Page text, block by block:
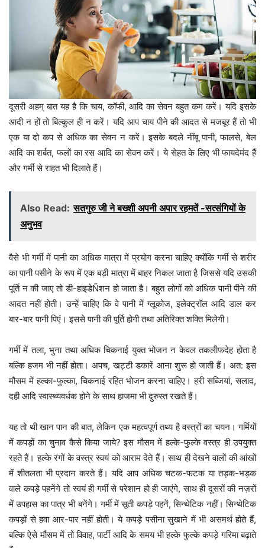
दूसरी अहम् बात यह है कि चाय, कॉफी, आदि का सेवन बहुत कम करें। यदि इसके
आदी न हों तो बिल्कुल ही न करें। यदि आप चाय पीने की आदत से मजबूर हैं तो भी
एक या दो कप से अधिक का सेवन न करें। इसके बदले नींबू पानी, फालसे, बेल
आदि का शर्बत, फलों का रस आदि का सेवन करें। ये सेहत के लिए भी फायदेमंद हैं
और गर्मी से राहत भी दिलाते हैं।
Also Read: सतगुरु जी ने बख्शी अपनी अपार रहमतें -सत्संगियों के
अनुभव
वैसे भी गर्मी में पानी का अधिक मात्रा में प्रयोग करना चाहिए क्योंकि गर्मी से शरीर
का पानी पसीने के रूप में एक बड़ी मात्रा में बाहर निकल जाता है जिससे यदि उसकी
पूर्ति न की जाए तो डी-हाइडेÑशन हो जाता है। बहुत लोगों को अधिक पानी पीने की
आदत नहीं होती। उन्हें चाहिए कि वे पानी में ग्लूकोज, इलेक्ट्रॉल आदि डाल कर
बार-बार पानी पिएं। इससे पानी की पूर्ति होगी तथा अतिरिक्त शक्ति मिलेगी।
गर्मी में तला, भुना तथा अधिक चिकनाई युक्त भोजन न केवल तकलीफदेह होता है
बल्कि हजम भी नहीं होता। अपच, खट्टी डकारें आना शुरू हो जाती हैं। अत: इस
मौसम में हल्का-फुल्का, चिकनाई रहित भोजन करना चाहिए। हरी सब्जियां, सलाद,
दही आदि स्वास्थ्यवर्धक होने के साथ हाजमा भी दुरुस्त रखते हैं।
यह तो थी खान पान की बात, लेकिन एक महत्वपूर्ण तथ्य है वस्त्रों का चयन। गर्मियों
में कपड़ों का चुनाव कैसे किया जाये? इस मौसम में हल्के-फुल्के वस्त्र ही उपयुक्त
रहते हैं। हल्के रंगों के वस्त्र स्वयं को आराम देते हैं। साथ ही देखने वालों की आंखों
में शीतलता भी प्रदान करते हैं। यदि आप अधिक चटक-फटक या तड़क-भड़क
वाले कपड़े पहनेंगे तो स्वयं ही गर्मी से परेशान हो ही जाएंगे, साथ ही दूसरों की नज़रों
में उपहास का पात्र भी बनेंगे। गर्मी में सूती कपड़े पहनें, सिन्थेटिक नहीं। सिन्थेटिक
कपड़ों से हवा आर-पार नहीं होती। ये कपड़े पसीना सुखाने में भी असमर्थ होते हैं,
बल्कि ऐसे मौसम में तो विवाह, पार्टी आदि के समय भी हल्के फुल्के कपड़े गरिमा बढ़ाते